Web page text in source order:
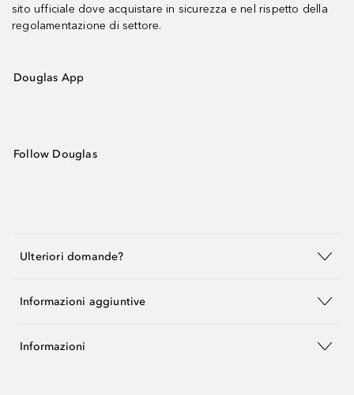
sito ufficiale dove acquistare in sicurezza e nel rispetto della
regolamentazione di settore.
Douglas App
Follow Douglas
Ulteriori domande?
Informazioni aggiuntive
Informazioni